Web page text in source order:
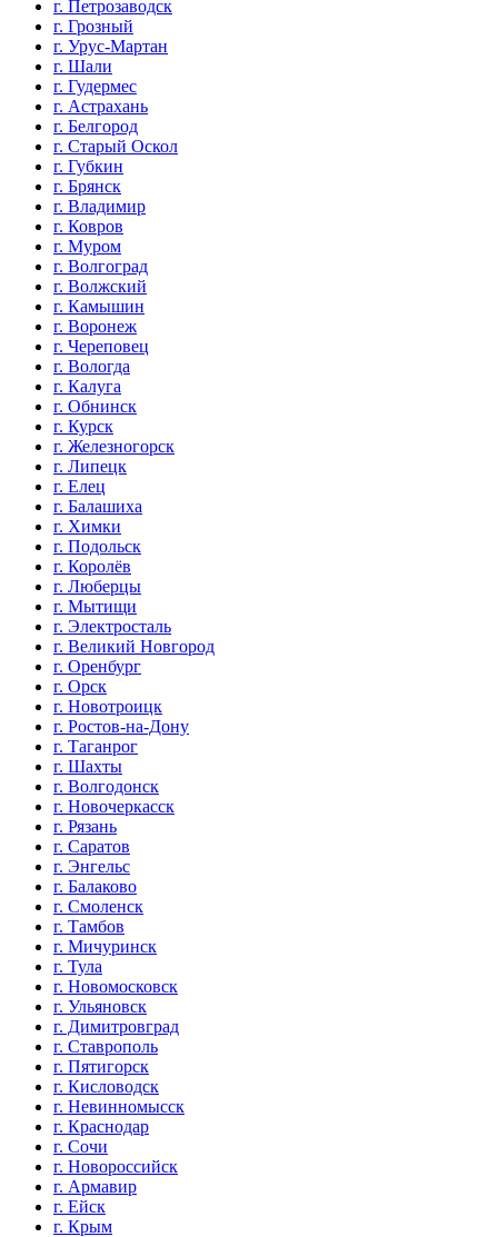
г. Петрозаводск
г. Грозный
г. Урус-Мартан
г. Шали
г. Гудермес
г. Астрахань
г. Белгород
г. Старый Оскол
г. Губкин
г. Брянск
г. Владимир
г. Ковров
г. Муром
г. Волгоград
г. Волжский
г. Камышин
г. Воронеж
г. Череповец
г. Вологда
г. Калуга
г. Обнинск
г. Курск
г. Железногорск
г. Липецк
г. Елец
г. Балашиха
г. Химки
г. Подольск
г. Королёв
г. Люберцы
г. Мытищи
г. Электросталь
г. Великий Новгород
г. Оренбург
г. Орск
г. Новотроицк
г. Ростов-на-Дону
г. Таганрог
г. Шахты
г. Волгодонск
г. Новочеркасск
г. Рязань
г. Саратов
г. Энгельс
г. Балаково
г. Смоленск
г. Тамбов
г. Мичуринск
г. Тула
г. Новомосковск
г. Ульяновск
г. Димитровград
г. Ставрополь
г. Пятигорск
г. Кисловодск
г. Невинномысск
г. Краснодар
г. Сочи
г. Новороссийск
г. Армавир
г. Ейск
г. Крым